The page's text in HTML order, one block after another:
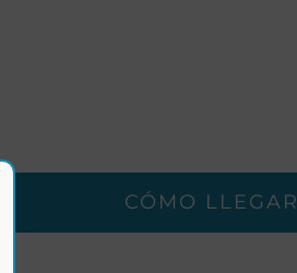
CÓMO LLEGAR